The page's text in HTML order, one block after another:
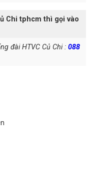
Chi tphcm thì gọi vào
đài HTVC Củ Chi : 088